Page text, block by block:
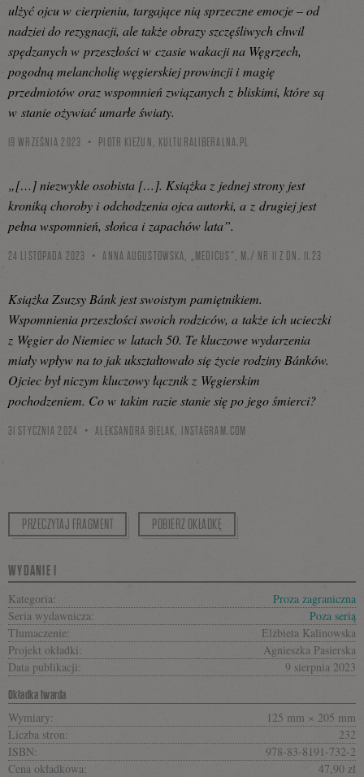
ulżyć ojcu w cierpieniu, targające nią sprzeczne emocje – od
nadziei do rezygnacji, ale także obrazy szczęśliwych chwil
spędzanych w przeszłości w czasie wakacji na Węgrzech,
pogodną melancholię węgierskiej prowincji i magię
przedmiotów oraz wspomnień związanych z bliskimi, które są
w stanie ożywiać umarłe światy.
19 WRZEŚNIA 2023 PIOTR KIEŻUN, KULTURALIBERALNA.PL
„[…] niezwykle osobista […]. Książka z jednej strony jest
kroniką choroby i odchodzenia ojca autorki, a z drugiej jest
pełna wspomnień, słońca i zapachów lata”.
24 LISTOPADA 2023 ANNA AUGUSTOWSKA, „MEDICUS”, M./ NR 11 Z DN. 11.23
Książka Zsuzsy Bánk jest swoistym pamiętnikiem.
Wspomnienia przeszłości swoich rodziców, a także ich ucieczki
z Węgier do Niemiec w latach 50. Te kluczowe wydarzenia
miały wpływ na to jak ukształtowało się życie rodziny Bánków.
Ojciec był niczym kluczowy łącznik z Węgierskim
pochodzeniem. Co w takim razie stanie się po jego śmierci?
31 STYCZNIA 2024 ALEKSANDRA BIELAK, INSTAGRAM.COM
PRZECZYTAJ FRAGMENT POBIERZ OKŁADKĘ
WYDANIE I
Kategoria:
Proza zagraniczna
Seria wydawnicza:
Poza serią
Tłumaczenie:
Elżbieta Kalinowska
Projekt okładki:
Agnieszka Pasierska
Data publikacji:
9 sierpnia 2023
Okładka twarda
Wymiary:
125 mm × 205 mm
Liczba stron:
232
ISBN:
978-83-8191-732-2
Cena okładkowa:
47,90 zł